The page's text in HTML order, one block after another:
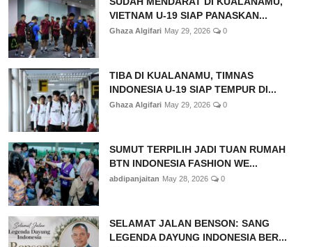
VIETNAM U-19 SIAP PANASKAN...
Ghaza Algifari May 29, 2026 0
TIBA DI KUALANAMU, TIMNAS
INDONESIA U-19 SIAP TEMPUR DI...
Ghaza Algifari May 29, 2026 0
SUMUT TERPILIH JADI TUAN RUMAH
BTN INDONESIA FASHION WE...
abdipanjaitan May 28, 2026 0
SELAMAT JALAN BENSON: SANG
LEGENDA DAYUNG INDONESIA BER...